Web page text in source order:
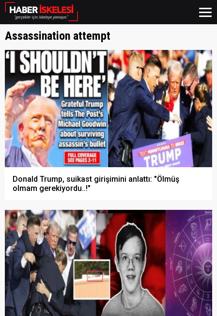
Assassination attempt
Donald Trump, suikast girişimini anlattı: "Ölmüş
olmam gerekiyordu..!"